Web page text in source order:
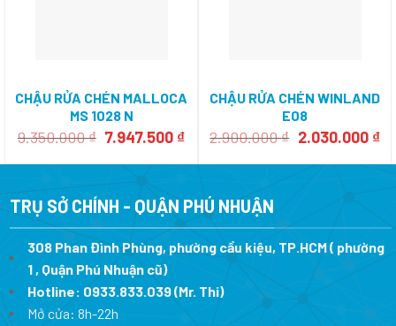
CHẬU RỬA CHÉN MALLOCA
MS 1028 N
9.350.000₫ Giá
là:
7.947.500 ₫Giá
tại
7.947.500 ₫.
CHẬU RỬA CHÉN WINLAND
E08
2.900.000₫ Giá
là:
2.030.000 ₫
tại
TRỤ SỞ CHÍNH - QUẬN PHÚ NHUẬN
308 Phan Đình Phùng, phường cầu kiệu, TP.HCM ( phường
1 , Quận Phú Nhuận cũ)
Hotline: 0933.833.039(Mr. Thi)
Mở cửa: 8h-22h